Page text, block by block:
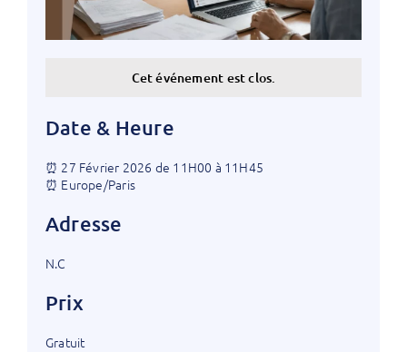
Cet événement est clos.
Date & Heure
⏰ 27 Février 2026 de 11H00 à 11H45
⏰ Europe/Paris
Adresse
N.C
Prix
Gratuit